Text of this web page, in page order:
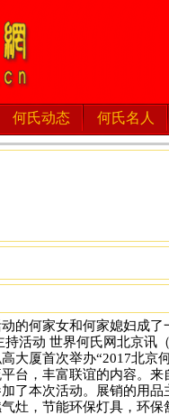
何氏动态 何氏名人
的何家女和何家媳妇成
持活动 世界何氏网北京讯
大厦首次举办“2017北京
台，丰富联谊的内容。
了本次活动。展销的用
灶，节能环保灯具，环